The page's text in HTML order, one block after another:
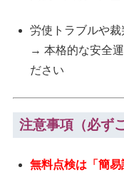
労使トラブルや裁
→ 本格的な安全
ださい
注意事項（必ず
無料点検は「簡